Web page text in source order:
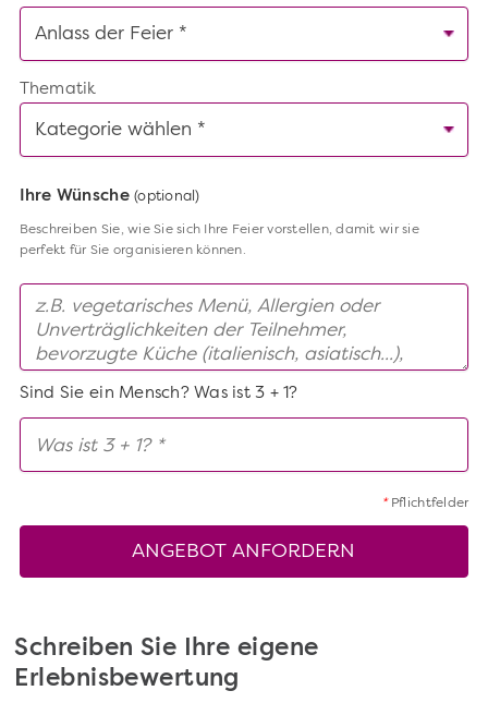
Thematik
Ihre Wünsche (optional)
Beschreiben Sie, wie Sie sich Ihre Feier vorstellen, damit wir sie
perfekt für Sie organisieren können.
Sind Sie ein Mensch? Was ist 3 + 1?
*Pflichtfelder
ANGEBOT ANFORDERN
Schreiben Sie Ihre eigene
Erlebnisbewertung